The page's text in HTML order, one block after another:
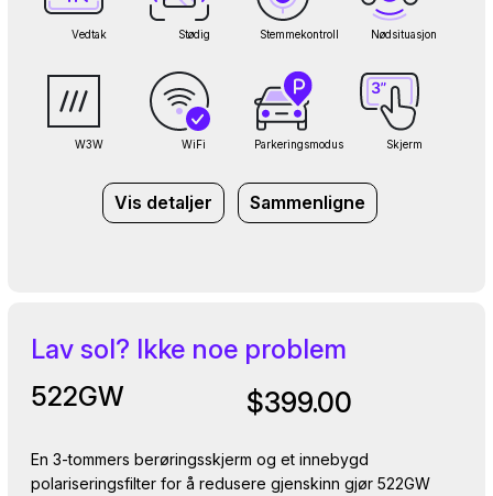
Vedtak Stødig Stemmekontroll Nødsituasjon
W3W WiFi Parkeringsmodus Skjerm
Vis detaljer Sammenligne
Lav sol? Ikke noe problem
522GW
$399.00
En 3-tommers berøringsskjerm og et innebygd
polariseringsfilter for å redusere gjenskinn gjør 522GW